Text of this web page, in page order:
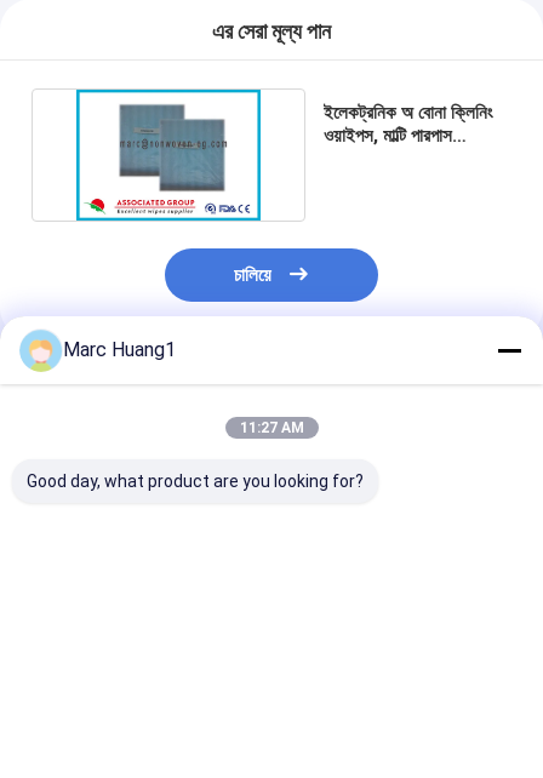
এর সেরা মূল্য পান
ইলেকট্রনিক অ বোনা ক্লিনিং
ওয়াইপস, মাল্টি পারপাস
চালিয়ে
প্রস্তাবিত পণ্য
Marc Huang1
11:27 AM
Good day, what product are you looking for?